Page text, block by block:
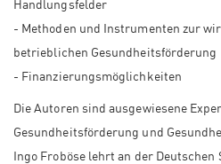
Handlungsfelder
- Methoden und Instrumenten zur
betrieblichen Gesundheitsförderung
- Finanzierungsmöglichkeiten
Die Autoren sind ausgewiesene
Gesundheitsförderung und
Ingo Froböse lehrt an der Deutschen